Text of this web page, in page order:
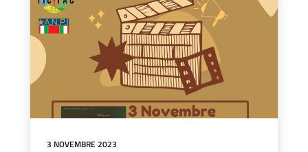
3 NOVEMBRE 2023